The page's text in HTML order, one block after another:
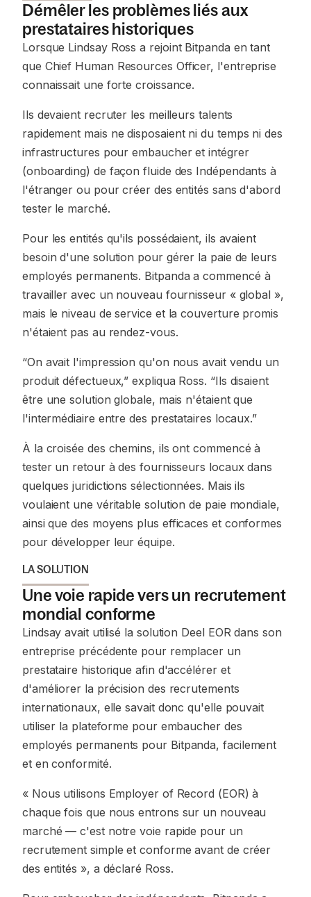
Démêler les problèmes liés aux
prestataires historiques
Lorsque Lindsay Ross a rejoint Bitpanda en tant
que Chief Human Resources Officer, l'entreprise
connaissait une forte croissance.
Ils devaient recruter les meilleurs talents
rapidement mais ne disposaient ni du temps ni des
infrastructures pour embaucher et intégrer
(onboarding) de façon fluide des Indépendants à
l'étranger ou pour créer des entités sans d'abord
tester le marché.
Pour les entités qu'ils possédaient, ils avaient
besoin d'une solution pour gérer la paie de leurs
employés permanents. Bitpanda a commencé à
travailler avec un nouveau fournisseur « global »,
mais le niveau de service et la couverture promis
n'étaient pas au rendez-vous.
“On avait l'impression qu'on nous avait vendu un
produit défectueux,” expliqua Ross. “Ils disaient
être une solution globale, mais n'étaient que
l'intermédiaire entre des prestataires locaux.”
À la croisée des chemins, ils ont commencé à
tester un retour à des fournisseurs locaux dans
quelques juridictions sélectionnées. Mais ils
voulaient une véritable solution de paie mondiale,
ainsi que des moyens plus efficaces et conformes
pour développer leur équipe.
LA SOLUTION
Une voie rapide vers un recrutement
mondial conforme
Lindsay avait utilisé la solution Deel EOR dans son
entreprise précédente pour remplacer un
prestataire historique afin d'accélérer et
d'améliorer la précision des recrutements
internationaux, elle savait donc qu'elle pouvait
utiliser la plateforme pour embaucher des
employés permanents pour Bitpanda, facilement
et en conformité.
« Nous utilisons Employer of Record (EOR) à
chaque fois que nous entrons sur un nouveau
marché — c'est notre voie rapide pour un
recrutement simple et conforme avant de créer
des entités », a déclaré Ross.